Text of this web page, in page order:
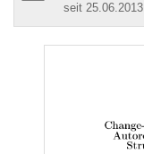
seit 25.06.2013